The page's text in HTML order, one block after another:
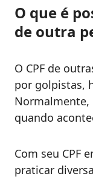
O que é
de outra
O CPF de
por golpistas,
Normalmente,
quando
Com seu CPF
praticar